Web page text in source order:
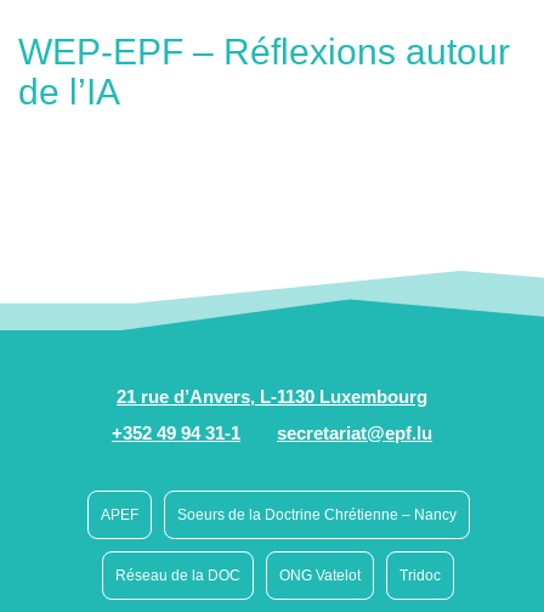
WEP-EPF – Réflexions autour
de l’IA
21 rue d’Anvers, L-1130 Luxembourg
+352 49 94 31-1
secretariat@epf.lu
APEF Soeurs de la Doctrine Chrétienne – Nancy
Réseau de la DOC ONG Vatelot Tridoc